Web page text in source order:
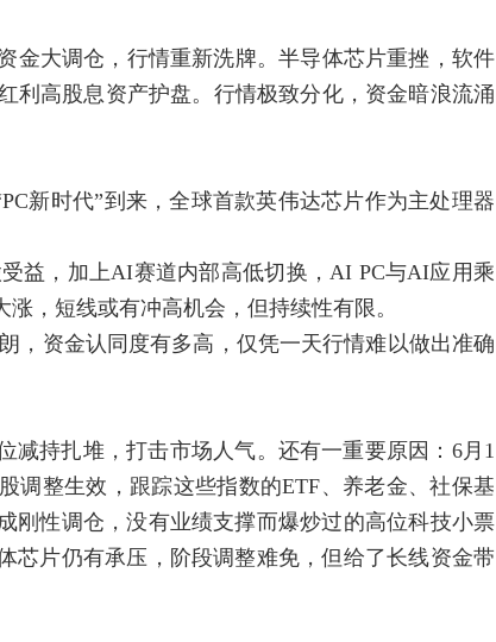
大调仓，行情重新洗牌。半导体芯片重挫，软件
利高股息资产护盘。行情极致分化，资金暗浪流涌
时代”到来，全球首款英伟达芯片作为主处理器
，加上AI赛道内部高低切换，AI PC与AI应用乘
，短线或有冲高机会，但持续性有限。
资金认同度有多高，仅凭一天行情难以做出准确
持扎堆，打击市场人气。还有一重要原因：6月1
调整生效，跟踪这些指数的ETF、养老金、社保基
刚性调仓，没有业绩支撑而爆炒过的高位科技小票
芯片仍有承压，阶段调整难免，但给了长线资金带